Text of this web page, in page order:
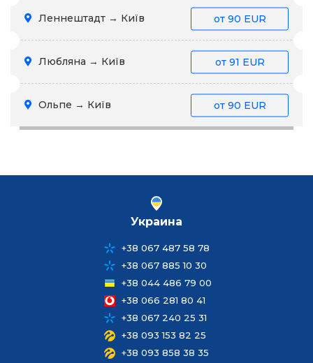
Леннештадт → Київ от 90 EUR
Любляна → Київ от 91 EUR
Ольпе → Київ от 90 EUR
Украина
+38 067 487 58 78
+38 067 885 10 30
+38 044 486 79 00
+38 066 281 80 41
+38 067 240 25 31
+38 093 153 82 25
+38 093 858 38 35